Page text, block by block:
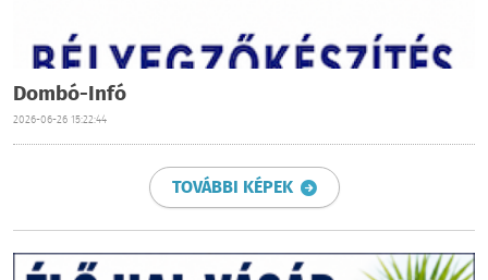
Dombó-Infó
2026-06-26 15:22:44
TOVÁBBI KÉPEK